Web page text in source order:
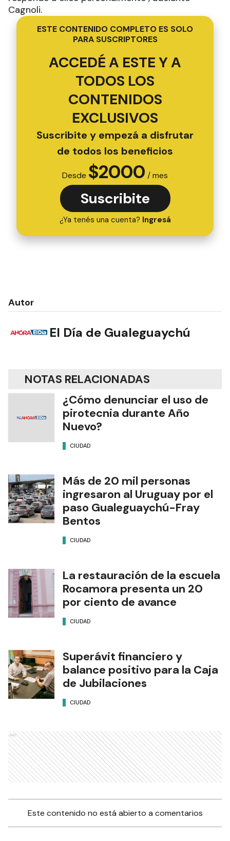
Cagnoli.
ESTE CONTENIDO COMPLETO ES SOLO
PARA SUSCRIPTORES
ACCEDÉ A ESTE Y A
TODOS LOS
CONTENIDOS
EXCLUSIVOS
Suscribite y empezá a disfrutar
de todos los beneficios
Desde $2000 / mes
Suscribite
¿Ya tenés una cuenta? Ingresá
Autor
El Día de Gualeguaychú
NOTAS RELACIONADAS
¿Cómo denunciar el uso de
pirotecnia durante Año
Nuevo?
CIUDAD
Más de 20 mil personas
ingresaron al Uruguay por el
paso Gualeguaychú-Fray
Bentos
CIUDAD
La restauración de la escuela
Rocamora presenta un 20
por ciento de avance
CIUDAD
Superávit financiero y
balance positivo para la Caja
de Jubilaciones
CIUDAD
Ads
Este contenido no está abierto a comentarios